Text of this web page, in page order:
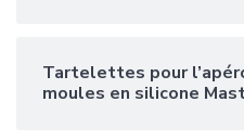
Tartelettes pour
moules en silicone